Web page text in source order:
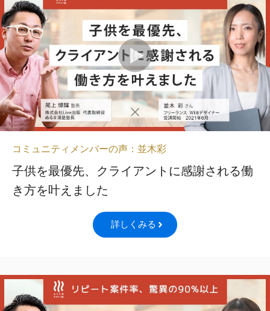
コミュニティメンバーの声：並木彩
子供を最優先、クライアントに感謝される働
き方を叶えました
詳しくみる